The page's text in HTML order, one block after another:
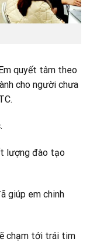
quyết tâm theo
cho người chưa
lượng đào tạo
giúp em chinh
chạm tới trái tim